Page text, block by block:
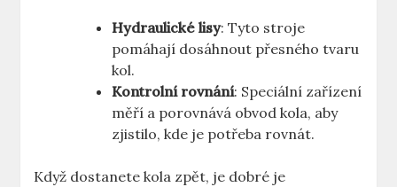
Hydraulické lisy: Tyto stroje
pomáhají dosáhnout přesného tvaru
kol.
Kontrolní rovnání: Speciální zařízení
měří a porovnává obvod kola, aby
zjistilo, kde je potřeba rovnát.
Když dostanete kola zpět, je dobré je